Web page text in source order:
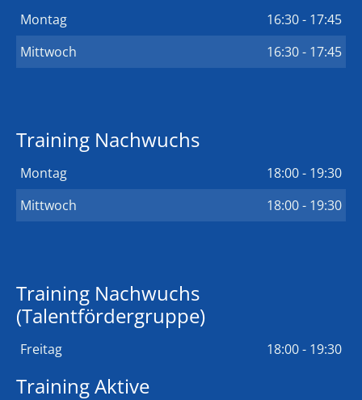
Montag
16:30 - 17:45
Mittwoch
16:30 - 17:45
Training Nachwuchs
Montag
18:00 - 19:30
Mittwoch
18:00 - 19:30
Training Nachwuchs
(Talentfördergruppe)
Freitag 18:00 - 19:30
Training Aktive